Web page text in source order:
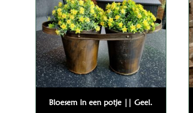
Bloesem in een potje || Geel.